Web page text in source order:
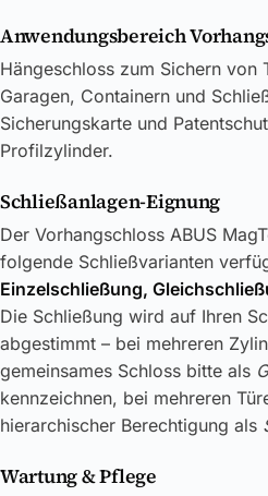
Anwendungsbereich
Hängeschloss zum Sichern von
Garagen, Containern und
Sicherungskarte und
Profilzylinder.
Schließanlagen-Eignung
Der Vorhangschloss ABUS
folgende Schließvarianten
Einzelschließung,
Die Schließung wird auf Ihren
abgestimmt – bei mehreren
gemeinsames Schloss bitte als
kennzeichnen, bei mehreren
hierarchischer Berechtigung als
Wartung & Pflege